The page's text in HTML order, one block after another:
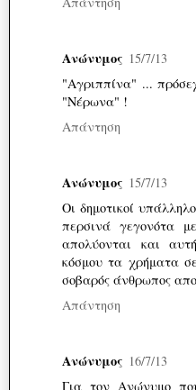
Ανώνυμος 15/7/13
"Αγριππίνα" ...
"Νέρωνα" !
Απάντηση
Ανώνυμος 15/7/13
Οι δημοτικοί
περσινά γεγονότα
απολύονται και
κόσμου τα χρήματα
σοβαρός άνθρωπος
Απάντηση
Ανώνυμος 16/7/13
Για τον Ανώνυμο